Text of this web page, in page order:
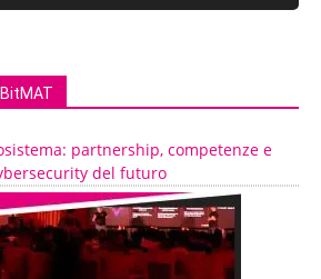
partnership, competenze e
del futuro